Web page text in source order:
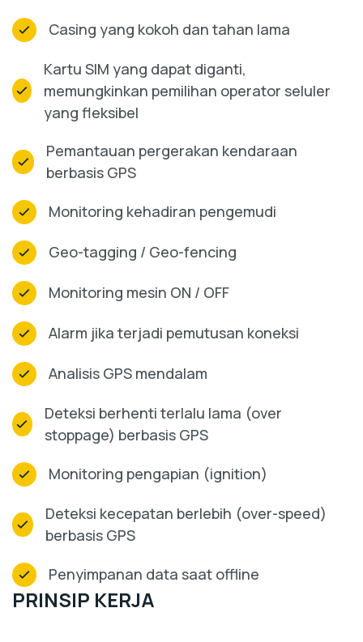
Casing yang kokoh dan tahan lama
Kartu SIM yang dapat diganti,
memungkinkan pemilihan operator seluler
yang fleksibel
Pemantauan pergerakan kendaraan
berbasis GPS
Monitoring kehadiran pengemudi
Geo-tagging / Geo-fencing
Monitoring mesin ON / OFF
Alarm jika terjadi pemutusan koneksi
Analisis GPS mendalam
Deteksi berhenti terlalu lama (over
stoppage) berbasis GPS
Monitoring pengapian (ignition)
Deteksi kecepatan berlebih (over-speed)
berbasis GPS
Penyimpanan data saat offline
PRINSIP KERJA